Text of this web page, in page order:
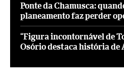
Ponte da Chamusca:
planeamento faz perder
“Figura incontornável de
Osório destaca história de